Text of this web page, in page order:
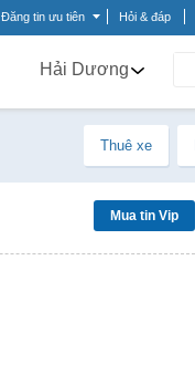
Đăng tin ưu tiên Hỏi & đáp
Hải Dương
Thuê xe
Mua tin Vip